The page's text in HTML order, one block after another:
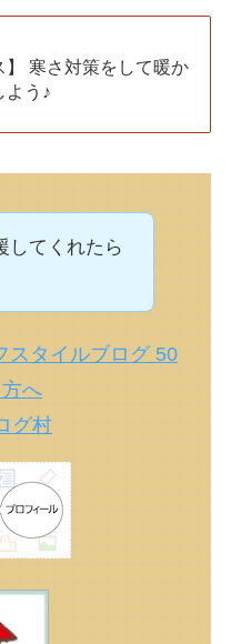
】 寒さ対策をして暖か
よう♪
してくれたら
グ村